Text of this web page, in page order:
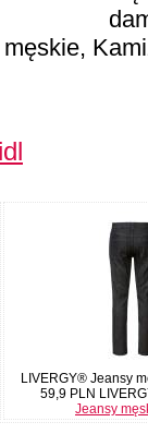
LIVERGY® Jeansy
59,9 PLN
Jeansy